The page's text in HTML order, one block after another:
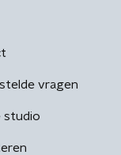
vragen
studio